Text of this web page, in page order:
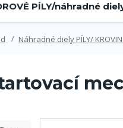
PÍLY/náhradné
Náhradné diely PÍLY/